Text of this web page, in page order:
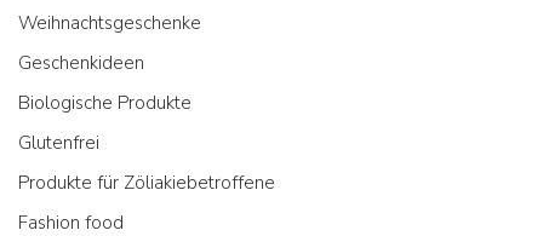
Weihnachtsgeschenke
Geschenkideen
Biologische Produkte
Glutenfrei
Produkte für Zöliakiebetroffene
Fashion food